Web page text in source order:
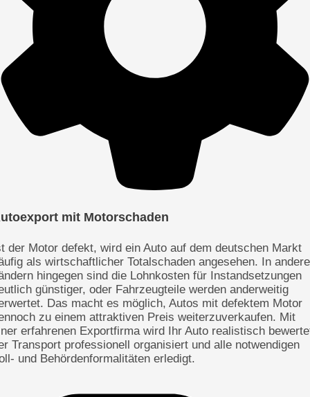
mit Motorschaden
der Motor defekt, wird ein Auto auf dem deutschen Markt
als wirtschaftlicher Totalschaden angesehen. In
hingegen sind die Lohnkosten für Instandsetzungen
günstiger, oder Fahrzeugteile werden anderweitig
Das macht es möglich, Autos mit defektem Motor
zu einem attraktiven Preis weiterzuverkaufen. Mit
erfahrenen Exportfirma wird Ihr Auto realistisch
Transport professionell organisiert und alle notwendigen
und Behördenformalitäten erledigt.